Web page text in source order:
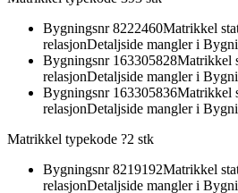
Bygningsnr8222460Matrikkel
relasjonDetaljside mangler i
Bygningsnr 163305828Matrikkel
relasjonDetaljside mangler i
Bygningsnr 163305836Matrikkel
relasjonDetaljside mangler i
Matrikkel typekode ?2 stk
Bygningsnr8219192Matrikkel
relasjonDetaljside mangler i